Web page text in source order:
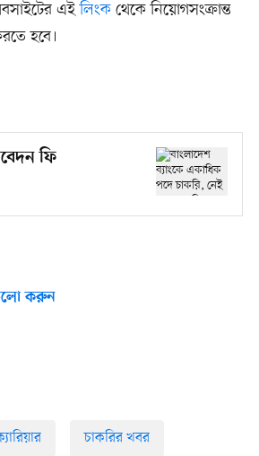
এইলিংক থেকে নিয়োগসংক্রান্ত
হবে।
ফি
করুন
চাকরির খবর